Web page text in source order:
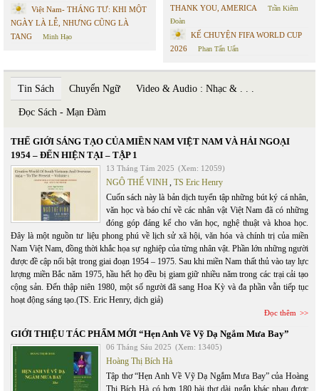
Việt Nam- THÁNG TƯ: KHI MỘT
NGÀY LÀ LỄ, NHƯNG CŨNG LÀ
TANG
Minh Hạo
THANK YOU, AMERICA
Trần Kiêm
Đoàn
KỂ CHUYỆN FIFA WORLD CUP
2026
Phan Tấn Uẩn
Tin Sách Chuyển Ngữ Video & Audio : Nhạc & . . .
Đọc Sách - Mạn Đàm
THẾ GIỚI SÁNG TẠO CỦA MIỀN NAM VIỆT NAM VÀ HẢI NGOẠI
1954 – ĐẾN HIỆN TẠI – TẬP 1
13 Tháng Tám 2025 (Xem: 12059)
NGÔ THẾ VINH, TS Eric Henry
Cuốn sách này là bản dịch tuyển tập những bút ký cá nhân,
văn học và báo chí về các nhân vật Việt Nam đã có những
đóng góp đáng kể cho văn học, nghệ thuật và khoa học.
Đây là một nguồn tư liệu phong phú về lịch sử xã hội, văn hóa và chính trị của miền
Nam Việt Nam, đồng thời khắc họa sự nghiệp của từng nhân vật. Phần lớn những người
được đề cập nổi bật trong giai đoạn 1954 – 1975. Sau khi miền Nam thất thủ vào tay lực
lượng miền Bắc năm 1975, hầu hết họ đều bị giam giữ nhiều năm trong các trại cải tạo
cộng sản. Đến thập niên 1980, một số người đã sang Hoa Kỳ và đa phần vẫn tiếp tục
hoạt động sáng tạo.(TS. Eric Henry, dịch giả)
Đọc thêm
GIỚI THIỆU TÁC PHẨM MỚI “Hẹn Anh Về Vỹ Dạ Ngắm Mưa Bay”
06 Tháng Sáu 2025 (Xem: 13405)
Hoàng Thị Bích Hà
Tập thơ “Hẹn Anh Về Vỹ Dạ Ngắm Mưa Bay” của Hoàng
Thị Bích Hà có hơn 180 bài thơ dài ngắn khác nhau được